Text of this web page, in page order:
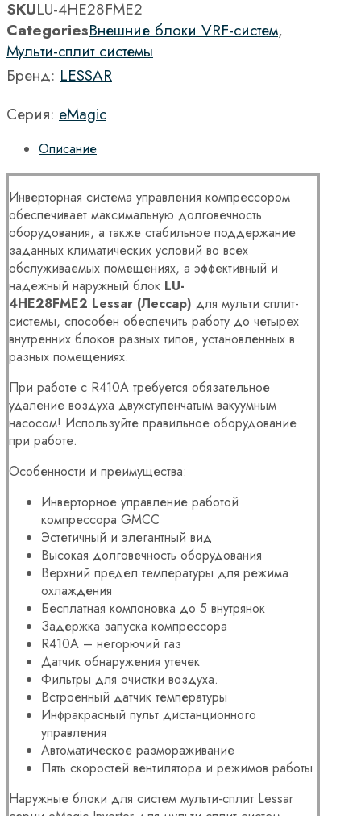
SKULU-4HE28FME2
CategoriesВнешние блоки VRF-систем,
Мульти-сплит системы
Бренд: LESSAR
Серия: eMagic
Описание
Инверторная система управления компрессором
обеспечивает максимальную долговечность
оборудования, а также стабильное поддержание
заданных климатических условий во всех
обслуживаемых помещениях, а эффективный и
надежный наружный блок LU-
4HE28FME2 Lessar (Лессар) для мульти сплит-
системы, способен обеспечить работу до четырех
внутренних блоков разных типов, установленных в
разных помещениях.
При работе с R410A требуется обязательное
удаление воздуха двухступенчатым вакуумным
насосом! Используйте правильное оборудование
при работе.
Особенности и преимущества:
Инверторное управление работой
компрессора GMCC
Эстетичный и элегантный вид
Высокая долговечность оборудования
Верхний предел температуры для режима
охлаждения
Бесплатная компоновка до 5 внутрянок
Задержка запуска компрессора
R410A – негорючий газ
Датчик обнаружения утечек
Фильтры для очистки воздуха.
Встроенный датчик температуры
Инфракрасный пульт дистанционного
управления
Автоматическое размораживание
Пять скоростей вентилятора и режимов работы
Наружные блоки для систем мульти-сплит Lessar